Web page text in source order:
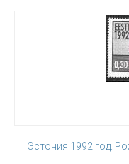
Эстония 1992 год.